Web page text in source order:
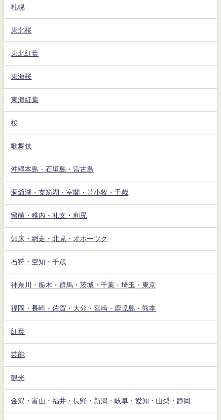
札幌
東北桜
東北紅葉
東海桜
東海紅葉
桜
歌舞伎
沖縄本島・石垣島・宮古島
洞爺湖・支笏湖・室蘭・苫小牧・千歳
留萌・稚内・礼文・利尻
知床・網走・北見・オホーツク
石狩・空知・千歳
神奈川・栃木・群馬・茨城・千葉・埼玉・東京
福岡・長崎・佐賀・大分・宮崎・鹿児島・熊本
紅葉
芸能
観光
金沢・富山・福井・長野・新潟・岐阜・愛知・山梨・静岡